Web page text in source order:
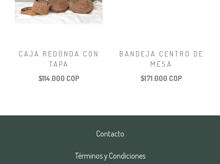
CAJA REDONDA CON
TAPA
$114.000 COP
BANDEJA CENTRO DE
MESA
$171.000 COP
Contacto
Términos y Condiciones